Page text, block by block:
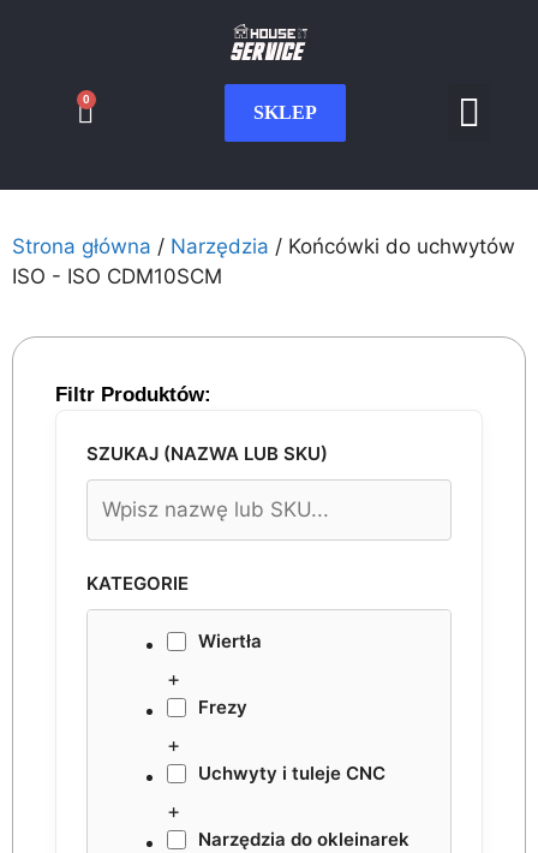
SKLEP
0
Strona główna / Narzędzia / Końcówki do uchwytów
ISO - ISO CDM10SCM
Filtr Produktów:
SZUKAJ (NAZWA LUB SKU)
KATEGORIE
Wiertła
+
Frezy
+
Uchwyty i tuleje CNC
+
Narzędzia do okleinarek